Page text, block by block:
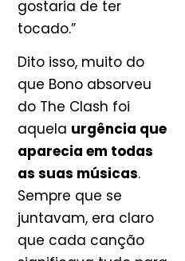
gostaria de ter
tocado.”
Dito isso, muito do
que Bono absorveu
do The Clash foi
aquela urgência que
aparecia em todas
as suas músicas.
Sempre que se
juntavam, era claro
que cada canção